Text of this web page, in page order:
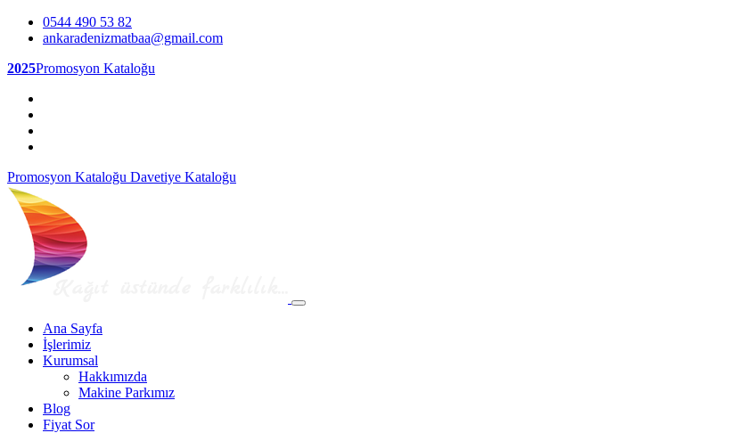
0544 490 53 82
ankaradenizmatbaa@gmail.com
2025Promosyon Kataloğu
Promosyon Kataloğu Davetiye Kataloğu
Ana Sayfa
İşlerimiz
Kurumsal
Hakkımızda
Makine Parkımız
Blog
Fiyat Sor